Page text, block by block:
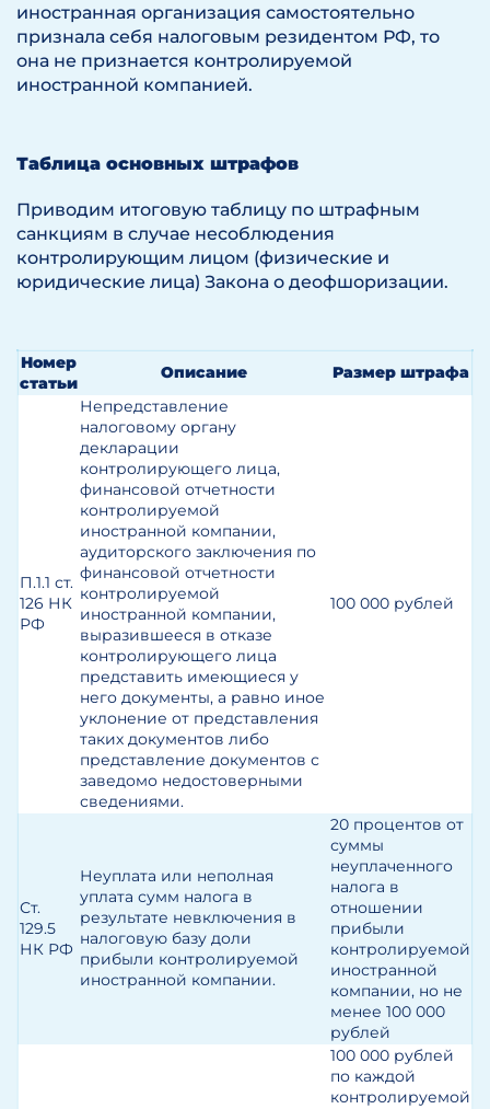
иностранная организация самостоятельно
признала себя налоговым резидентом РФ, то
она не признается контролируемой
иностранной компанией.
Таблица основных штрафов
Приводим итоговую таблицу по штрафным
санкциям в случае несоблюдения
контролирующим лицом (физические и
юридические лица) Закона о деофшоризации.
Номер
статьи
Описание Размер штрафа
П.1.1 ст.
126 НК
РФ
Непредставление
налоговому органу
декларации
контролирующего лица,
финансовой отчетности
контролируемой
иностранной компании,
аудиторского заключения по
финансовой отчетности
контролируемой
иностранной компании,
выразившееся в отказе
контролирующего лица
представить имеющиеся у
него документы, а равно иное
уклонение от представления
таких документов либо
представление документов с
заведомо недостоверными
сведениями.
100 000 рублей
Ст.
129.5
НК РФ
Неуплата или неполная
уплата сумм налога в
результате невключения в
налоговую базу доли
прибыли контролируемой
иностранной компании.
20 процентов от
суммы
неуплаченного
налога в
отношении
прибыли
контролируемой
иностранной
компании, но не
менее 100 000
рублей
100 000 рублей
по каждой
контролируемой